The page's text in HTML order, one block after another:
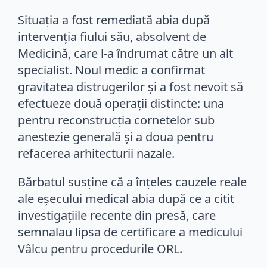
Situația a fost remediată abia după
intervenția fiului său, absolvent de
Medicină, care l-a îndrumat către un alt
specialist. Noul medic a confirmat
gravitatea distrugerilor și a fost nevoit să
efectueze două operații distincte: una
pentru reconstrucția cornetelor sub
anestezie generală și a doua pentru
refacerea arhitecturii nazale.
Bărbatul susține că a înțeles cauzele reale
ale eșecului medical abia după ce a citit
investigațiile recente din presă, care
semnalau lipsa de certificare a medicului
Vâlcu pentru procedurile ORL.